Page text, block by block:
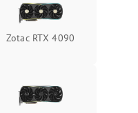
Zotac RTX 4090